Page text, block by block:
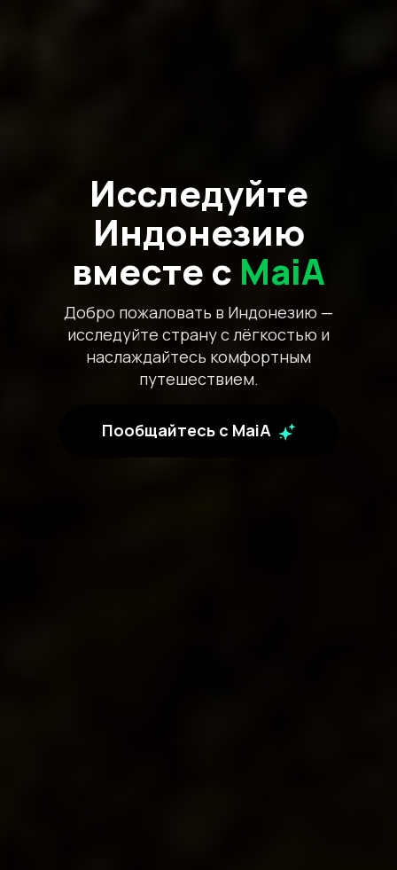
Исследуйте
Индонезию
вместе с MaiA
Добро пожаловать в Индонезию —
исследуйте страну с лёгкостью и
наслаждайтесь комфортным
путешествием.
Пообщайтесь с MaiA